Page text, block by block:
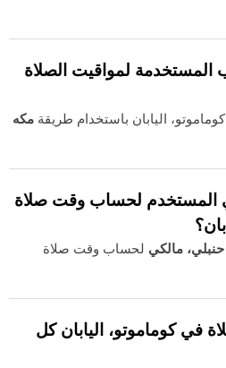
لمواقيت الصلاة
اليابان باستخدام طريقة مكه
المستخدم لحساب وقت صلاة
مالكي لحساب وقت صلاة
في كوماموتو، اليابان كل